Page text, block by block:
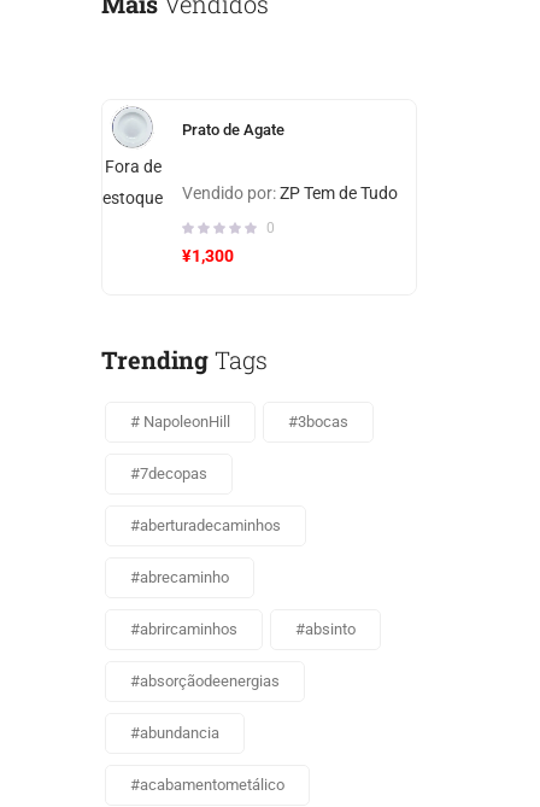
Fora de
estoque
Prato de Agate
Vendido por:ZP Tem de Tudo
0
¥1,300
TrendingTags
# NapoleonHill #3bocas
#7decopas
#aberturadecaminhos
#abrecaminho
#abrircaminhos #absinto
#absorçãodeenergias
#abundancia
#acabamentometálico